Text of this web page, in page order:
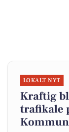
LOKALT NYT
Kraftig
trafikale